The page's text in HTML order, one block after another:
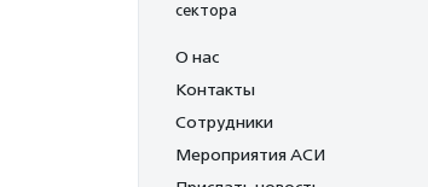
сектора
О нас
Контакты
Сотрудники
Мероприятия АСИ